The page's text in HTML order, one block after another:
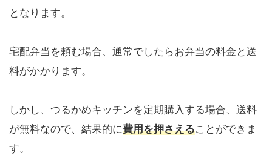
となります。
宅配弁当を頼む場合、通常でしたらお弁当の料金と送
料がかかります。
しかし、つるかめキッチンを定期購入する場合、送料
が無料なので、結果的に費用を押さえることができま
す。